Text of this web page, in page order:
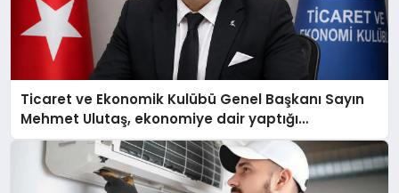
Ticaret ve Ekonomik Kulübü Genel Başkanı Sayın
Mehmet Ulutaş, ekonomiye dair yaptığı
açıklamada şunları kaydetti: